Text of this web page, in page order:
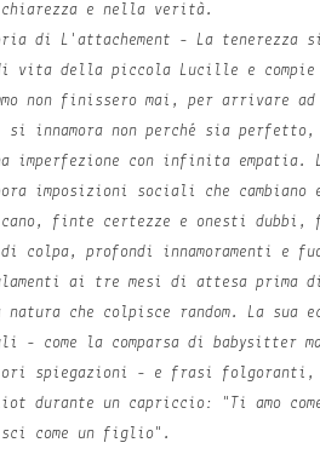
e nella verità.
di L'attachement - La tenerezzasi
vita della piccola Lucille e
non finissero mai, per arrivare
innamora non perché sia perfetto,
imperfezione con infinita empatia.
imposizioni sociali che
finte certezze e onesti dubbi,
colpa, profondi innamoramenti e
ai tre mesi di attesa prima di
che colpisce random. La sua
- come la comparsa di babysitter
spiegazioni - e frasi folgoranti,
durante un capriccio: "Ti amo
come un figlio".